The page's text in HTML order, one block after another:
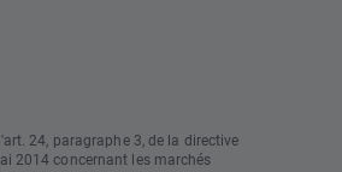
24, paragraphe 3, de la directive
2014 concernant les marchés